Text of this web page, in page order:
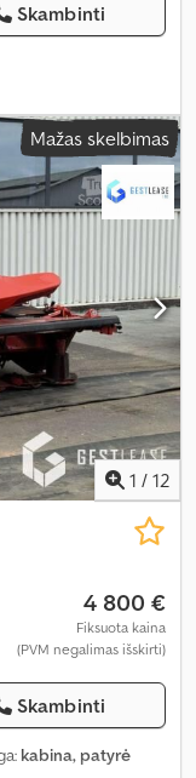
Skambinti
Mažas skelbimas
1 / 12
4 800 €
Fiksuota kaina
(PVM negalimas išskirti)
Skambinti
kabina, patyrė